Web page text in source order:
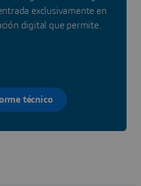
exclusivamente en
digital que permite.
técnico